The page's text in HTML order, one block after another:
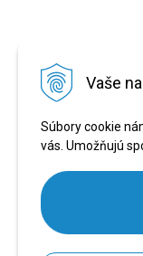
Vaše
Súbory cookie
vás. Umožňujú